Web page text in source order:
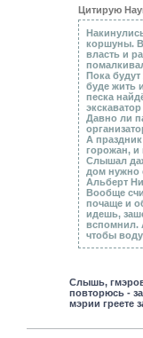
Цитирую
коршуны.
власть и
Пока
буде жить
песка
Давно ли
А
горожан, и
Слышал
дом нужно
Альберт
Вообще
почаще и
идешь,
вспомнил.
чтобы
Слышь,
повторюсь -
мэрии греете